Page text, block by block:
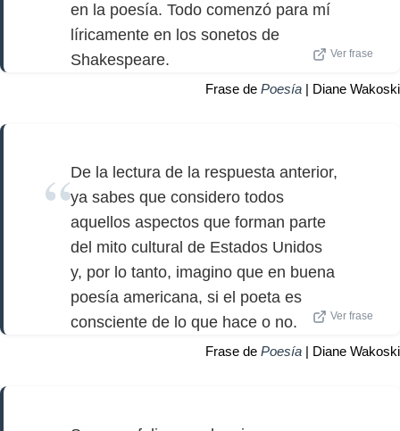
en la poesía. Todo comenzó para mí
líricamente en los sonetos de
Shakespeare.
Ver frase
Frase de Poesía | Diane Wakoski
De la lectura de la respuesta anterior,
ya sabes que considero todos
aquellos aspectos que forman parte
del mito cultural de Estados Unidos
y, por lo tanto, imagino que en buena
poesía americana, si el poeta es
consciente de lo que hace o no.
Ver frase
Frase de Poesía | Diane Wakoski